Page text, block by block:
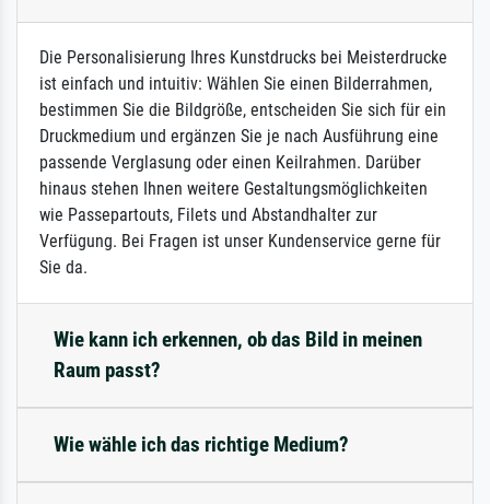
Die Personalisierung Ihres Kunstdrucks bei Meisterdrucke
ist einfach und intuitiv: Wählen Sie einen Bilderrahmen,
bestimmen Sie die Bildgröße, entscheiden Sie sich für ein
Druckmedium und ergänzen Sie je nach Ausführung eine
passende Verglasung oder einen Keilrahmen. Darüber
hinaus stehen Ihnen weitere Gestaltungsmöglichkeiten
wie Passepartouts, Filets und Abstandhalter zur
Verfügung. Bei Fragen ist unser Kundenservice gerne für
Sie da.
Wie kann ich erkennen, ob das Bild in meinen
Raum passt?
Wie wähle ich das richtige Medium?